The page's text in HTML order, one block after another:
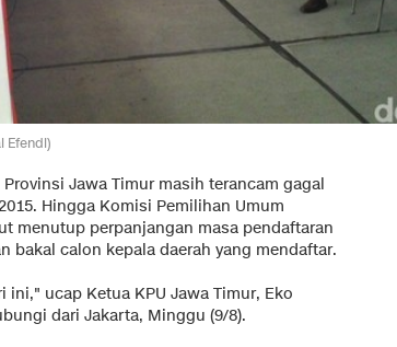
Efendi)
Jawa Timur masih terancam gagal
Hingga Komisi Pemilihan Umum
menutup perpanjangan masa pendaftaran
bakal calon kepala daerah yang mendaftar.
ucap Ketua KPU Jawa Timur, Eko
dari Jakarta, Minggu (9/8).